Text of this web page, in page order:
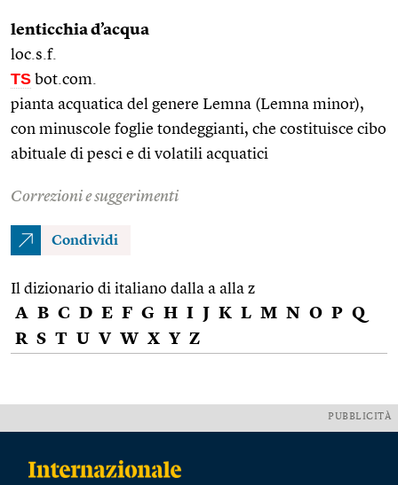
lenticchia d’acqua
loc.s.f.
TS bot.com.
pianta acquatica del genere Lemna (Lemna minor),
con minuscole foglie tondeggianti, che costituisce cibo
abituale di pesci e di volatili acquatici
Correzioni e suggerimenti
Condividi
Il dizionario di italiano dalla a alla z
A B C D E F G H I J K L M N O P Q
R S T U V W X Y Z
PUBBLICITÀ